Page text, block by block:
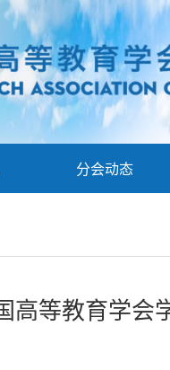
分会动态
高等教育学会